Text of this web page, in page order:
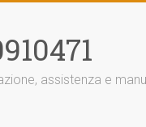
assistenza e